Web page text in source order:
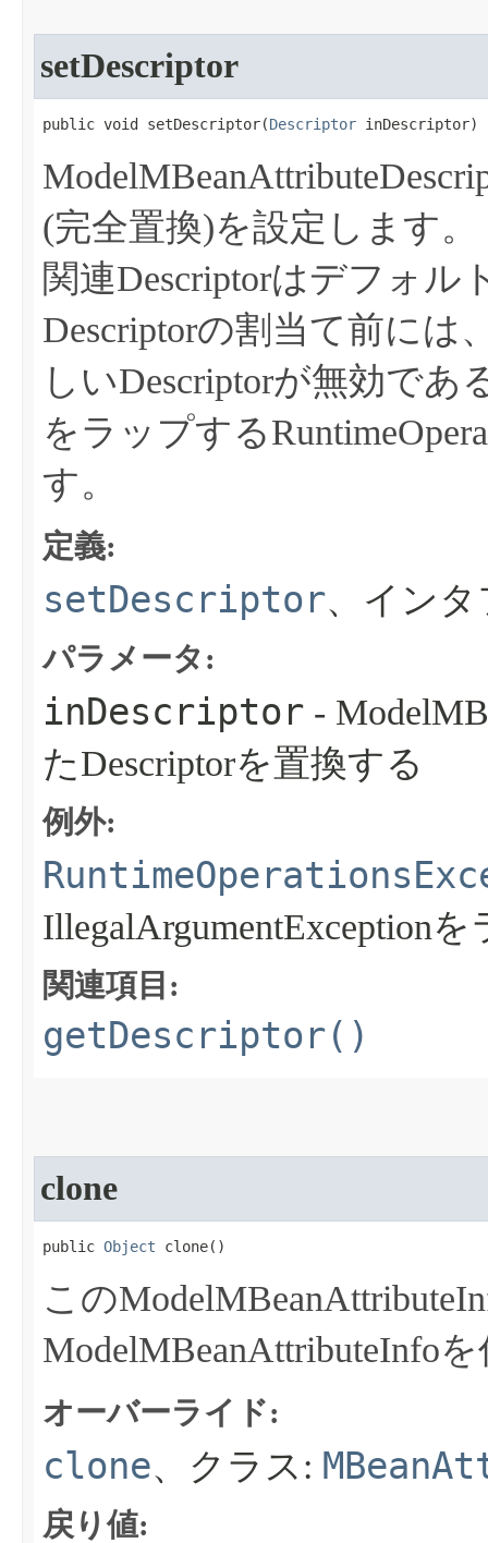
setDescriptor
public void setDescriptor​(Descriptor inDescriptor)
(完全置換)を設定します。
関連Descriptorはデフォ
Descriptorの割当て前には
しいDescriptorが無効であ
をラップする
す。
定義:
setDescriptor、イン
パラメータ:
inDescriptor -
たDescriptorを置換する
例外:
IllegalArgumentException
関連項目:
getDescriptor()
clone
public Object clone​()
この
ModelMBeanAttributeInfo
オーバーライド:
clone、クラス:
戻り値: